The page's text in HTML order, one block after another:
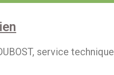
service technique